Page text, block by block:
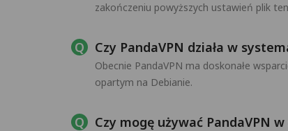
zakończeniu powyższych ustawień plik
Czy PandaVPN działa w
Obecnie PandaVPN ma doskonałe
opartym na Debianie.
Czy mogę używać PandaVPN